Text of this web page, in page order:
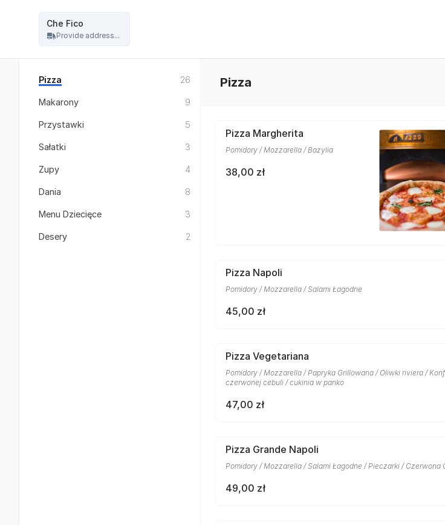
Che Fico
Provide address...
Pizza 26
Makarony 9
Przystawki 5
Sałatki 3
Zupy 4
Dania 8
Menu Dziecięce 3
Desery 2
Pizza
Pizza Margherita
Pomidory / Mozzarella / Bazylia
38,00 zł
Pizza Napoli
Pomidory / Mozzarella / Salami Łagodne
45,00 zł
Pizza Vegetariana
Pomidory / Mozzarella / Papryka Grillowana / Oliwki riviera /
czerwonej cebuli / cukinia w panko
47,00 zł
Pizza Grande Napoli
Pomidory / Mozzarella / Salami Łagodne / Pieczarki / Czerwona
49,00 zł